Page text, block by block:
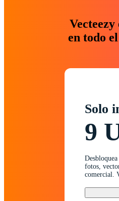
en todo
Solo
9
fotos,
comercial.